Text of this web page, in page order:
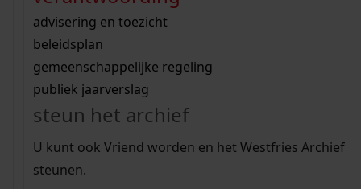
bouwvergunningen
omgevingsvergunningen
vergunningen
beeld en geluid
uitleg nodig?
Wij helpen u op weg met een aantal zoektips.
bekijk alle zoektips
Wij helpen u op weg met een aantal zoektips.
bekijk alle zoektips
bekijk ons geschiedenislokaal
advisering en toezicht
beleidsplan
gemeenschappelijke regeling
publiek jaarverslag
steun het archief
U kunt ook Vriend worden en het Westfries Archief
steunen.
zoektips
Mijn Studiezaal (inloggen)
uw zoekopdracht te